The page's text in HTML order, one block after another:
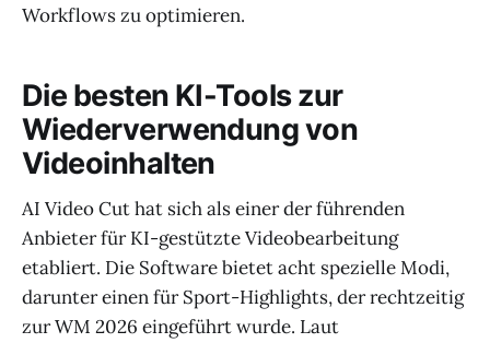
Workflows zu optimieren.
Die besten KI-Tools zur
Wiederverwendung von
Videoinhalten
AI Video Cut hat sich als einer der führenden
Anbieter für KI-gestützte Videobearbeitung
etabliert. Die Software bietet acht spezielle Modi,
darunter einen für Sport-Highlights, der rechtzeitig
zur WM 2026 eingeführt wurde. Laut